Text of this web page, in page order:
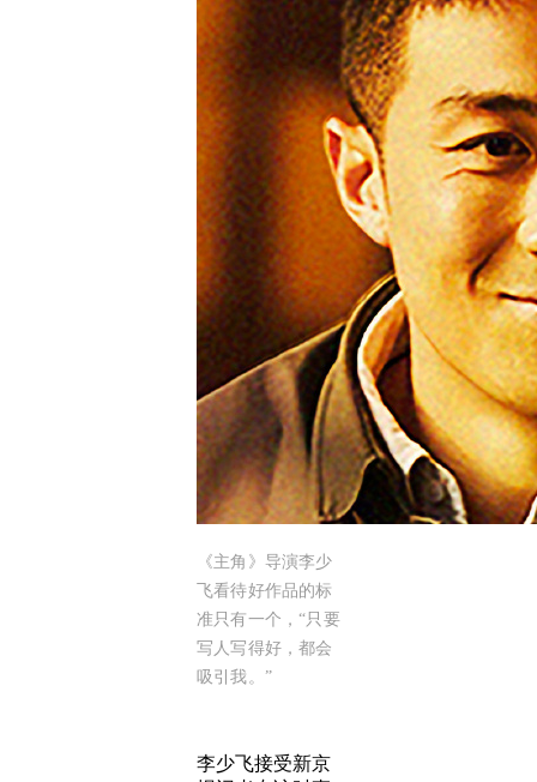
《主角》导演李少
飞看待好作品的标
准只有一个，“只要
写人写得好，都会
吸引我。”
李少飞接受新京